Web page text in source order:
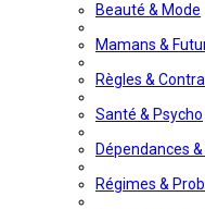
Beauté & Mode
Mamans &
Règles &
Santé & Psycho
Dépendances
Régimes &